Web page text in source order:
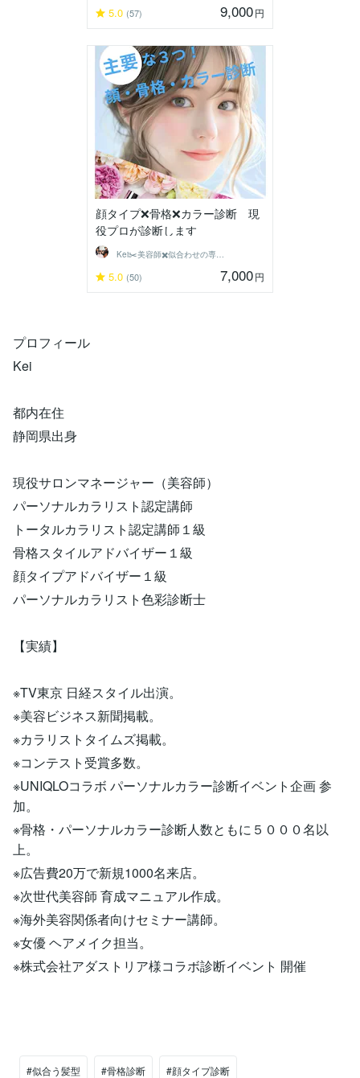
5.0 (57) 9,000円
顔タイプ❌骨格❌カラー診断 現
役プロが診断します
Kei✂️美容師✖️似合わせの専門家
5.0 (50) 7,000円
プロフィール
Kei
都内在住
静岡県出身
現役サロンマネージャー（美容師）
パーソナルカラリスト認定講師
トータルカラリスト認定講師１級
骨格スタイルアドバイザー１級
顔タイプアドバイザー１級
パーソナルカラリスト色彩診断士
【実績】
※TV東京 日経スタイル出演。
※美容ビジネス新聞掲載。
※カラリストタイムズ掲載。
※コンテスト受賞多数。
※UNIQLOコラボ パーソナルカラー診断イベント企画 参
加。
※骨格・パーソナルカラー診断人数ともに５０００名以
上。
※広告費20万で新規1000名来店。
※次世代美容師 育成マニュアル作成。
※海外美容関係者向けセミナー講師。
※女優 ヘアメイク担当。
※株式会社アダストリア様コラボ診断イベント 開催
#似合う髪型 #骨格診断 #顔タイプ診断